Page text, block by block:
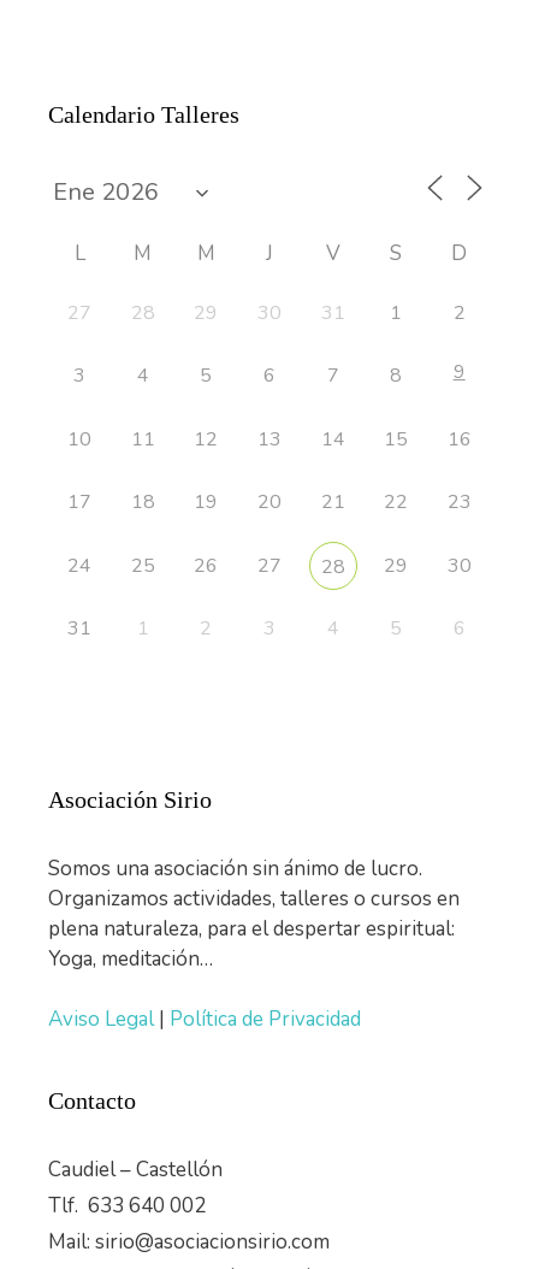
Calendario Talleres
L M M J V S D
27 28 29 30 31 1 2
3 4 5 6 7 8 9
10 11 12 13 14 15 16
17 18 19 20 21 22 23
24 25 26 27 28 29 30
31 1 2 3 4 5 6
Asociación Sirio
Somos una asociación sin ánimo de lucro.
Organizamos actividades, talleres o cursos en
plena naturaleza, para el despertar espiritual:
Yoga, meditación…
Aviso Legal| Política de Privacidad
Contacto
Caudiel – Castellón
Tlf. 633 640 002
Mail: sirio@asociacionsirio.com